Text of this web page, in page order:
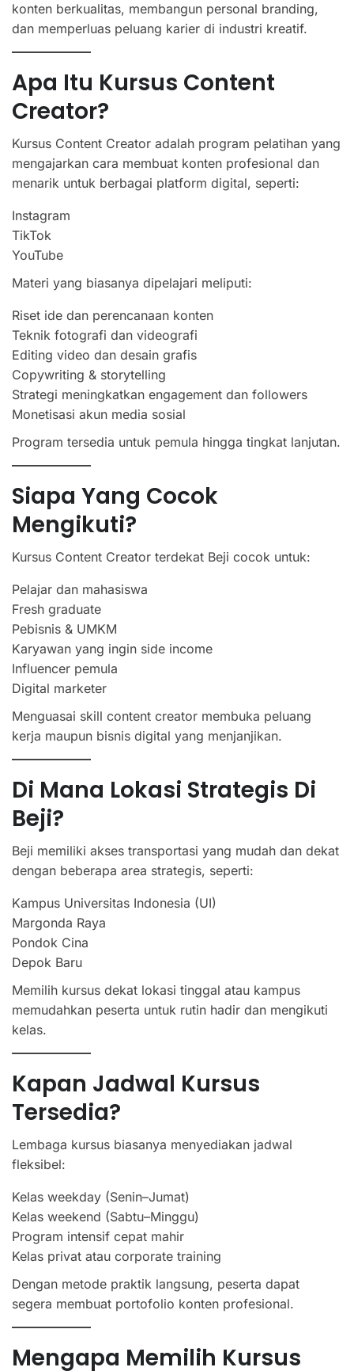
konten berkualitas, membangun personal branding,
dan memperluas peluang karier di industri kreatif.
Apa Itu Kursus Content
Creator?
Kursus Content Creator adalah program pelatihan yang
mengajarkan cara membuat konten profesional dan
menarik untuk berbagai platform digital, seperti:
Instagram
TikTok
YouTube
Materi yang biasanya dipelajari meliputi:
Riset ide dan perencanaan konten
Teknik fotografi dan videografi
Editing video dan desain grafis
Copywriting & storytelling
Strategi meningkatkan engagement dan followers
Monetisasi akun media sosial
Program tersedia untuk pemula hingga tingkat lanjutan.
Siapa Yang Cocok
Mengikuti?
Kursus Content Creator terdekat Beji cocok untuk:
Pelajar dan mahasiswa
Fresh graduate
Pebisnis & UMKM
Karyawan yang ingin side income
Influencer pemula
Digital marketer
Menguasai skill content creator membuka peluang
kerja maupun bisnis digital yang menjanjikan.
Di Mana Lokasi Strategis Di
Beji?
Beji memiliki akses transportasi yang mudah dan dekat
dengan beberapa area strategis, seperti:
Kampus Universitas Indonesia (UI)
Margonda Raya
Pondok Cina
Depok Baru
Memilih kursus dekat lokasi tinggal atau kampus
memudahkan peserta untuk rutin hadir dan mengikuti
kelas.
Kapan Jadwal Kursus
Tersedia?
Lembaga kursus biasanya menyediakan jadwal
fleksibel:
Kelas weekday (Senin–Jumat)
Kelas weekend (Sabtu–Minggu)
Program intensif cepat mahir
Kelas privat atau corporate training
Dengan metode praktik langsung, peserta dapat
segera membuat portofolio konten profesional.
Mengapa Memilih Kursus